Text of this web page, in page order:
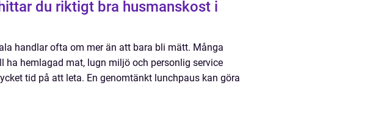
handlar ofta om mer än att bara bli mätt. Många
ha hemlagad mat, lugn miljö och personlig service
tid på att leta. En genomtänkt lunchpaus kan göra